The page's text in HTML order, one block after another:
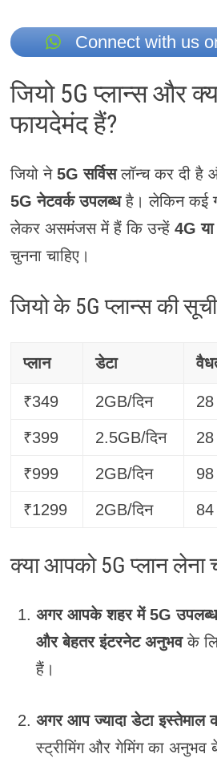
Connect with us
जियो 5G प्लान्स और
फायदेमंद हैं?
जियो ने 5G सर्विसलॉन्च कर दी है
5G नेटवर्क उपलब्धहै। लेकिन कई
लेकर असमंजस में हैं कि उन्हें 4G
चुनना चाहिए।
जियो के 5G प्लान्स की सूची
प्लान डेटा
₹349 2GB/दिन 28
₹399 2.5GB/दिन 28
₹999 2GB/दिन 98
₹1299 2GB/दिन 84
क्या आपको 5G प्लान लेना
अगर आपके शहर में 5G
और बेहतर इंटरनेट अनुभवके
हैं।
अगर आप ज्यादा डेटा इस्तेमाल
स्ट्रीमिंग और गेमिंग का अनुभव